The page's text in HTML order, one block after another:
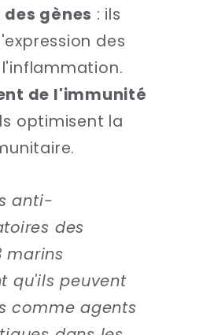
gènes : ils
des
de l'immunité
optimisent la
anti-
des
marins
qu'ils peuvent
comme agents